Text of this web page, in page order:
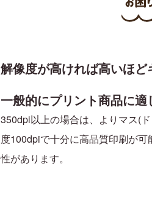
解像度が高ければ高いほ
一般的にプリント商品に
350dpi以上の場合は、よりマス(
度100dpiで十分に高品質印刷が
性があります。